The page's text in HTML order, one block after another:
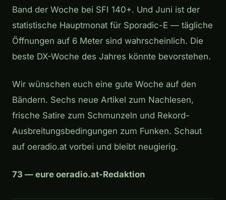
Band der Woche bei SFI 140+. Und Juni ist der
statistische Hauptmonat für Sporadic-E — tägliche
Öffnungen auf 6 Meter sind wahrscheinlich. Die
beste DX-Woche des Jahres könnte bevorstehen.
Wir wünschen euch eine gute Woche auf den
Bändern. Sechs neue Artikel zum Nachlesen,
frische Satire zum Schmunzeln und Rekord-
Ausbreitungsbedingungen zum Funken. Schaut
auf oeradio.at vorbei und bleibt neugierig.
73 — eure oeradio.at-Redaktion